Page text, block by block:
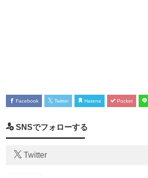
Facebook Twitter Hatena Pocket
SNSでフォローする
Twitter